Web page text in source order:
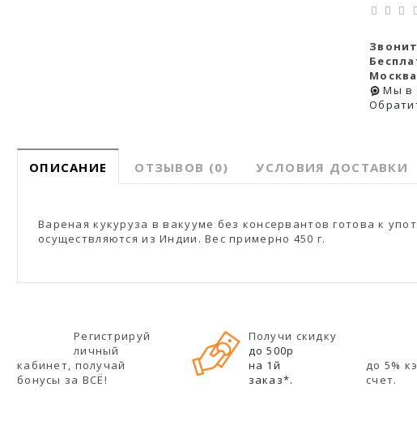
Мы в
ОПИСАНИЕ ОТЗЫВОВ (0) УСЛОВИЯ ДОСТАВКИ
Вареная кукуруза в вакууме без консервантов готова к
осуществляются из Индии. Вес примерно 450 г.
Регистрируй
личный
кабинет, получай
бонусы за ВСЁ!
Получи скидку
до 500р
на 1й
заказ*.
до 5%
счет.